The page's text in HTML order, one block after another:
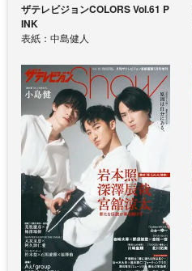
ザテレビジョンCOLORS Vol.61 P
INK
表紙：中島健人